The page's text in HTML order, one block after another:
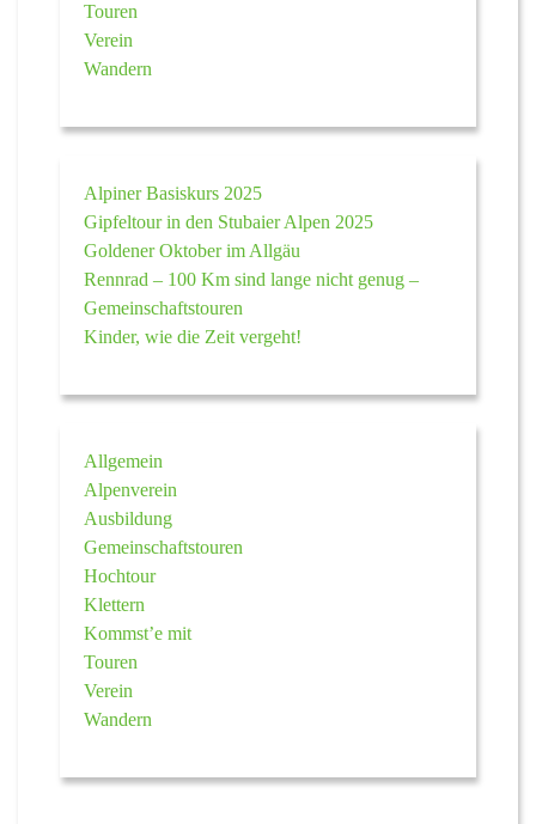
Touren
Verein
Wandern
Alpiner Basiskurs 2025
Gipfeltour in den Stubaier Alpen 2025
Goldener Oktober im Allgäu
Rennrad – 100 Km sind lange nicht genug –
Gemeinschaftstouren
Kinder, wie die Zeit vergeht!
Allgemein
Alpenverein
Ausbildung
Gemeinschaftstouren
Hochtour
Klettern
Kommst’e mit
Touren
Verein
Wandern